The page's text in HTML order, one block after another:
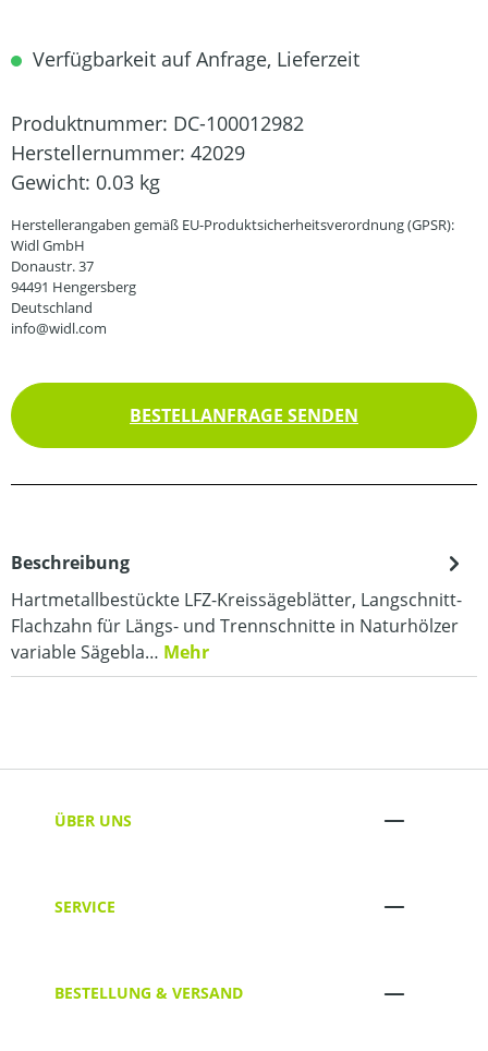
Verfügbarkeit auf Anfrage, Lieferzeit
Produktnummer: DC-100012982
Herstellernummer: 42029
Gewicht: 0.03 kg
Herstellerangaben gemäß EU-Produktsicherheitsverordnung (GPSR):
Widl GmbH
Donaustr. 37
94491 Hengersberg
Deutschland
info@widl.com
BESTELLANFRAGE SENDEN
Beschreibung
Hartmetallbestückte LFZ-Kreissägeblätter, Langschnitt-
Flachzahn für Längs- und Trennschnitte in Naturhölzer
variable Sägebla… Mehr
ÜBER UNS
SERVICE
BESTELLUNG & VERSAND